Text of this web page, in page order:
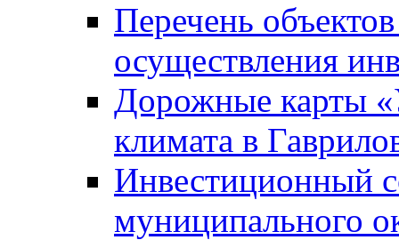
Перечень
осуществления
Дорожные карты
климата в
Инвестиционный
муниципального